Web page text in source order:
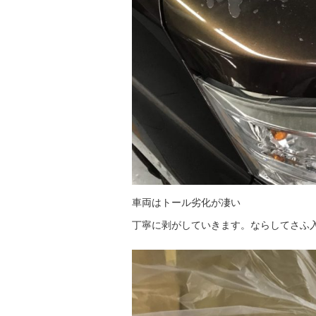
車両はトール劣化が凄い
丁寧に剥がしていきます。ならしてさふ